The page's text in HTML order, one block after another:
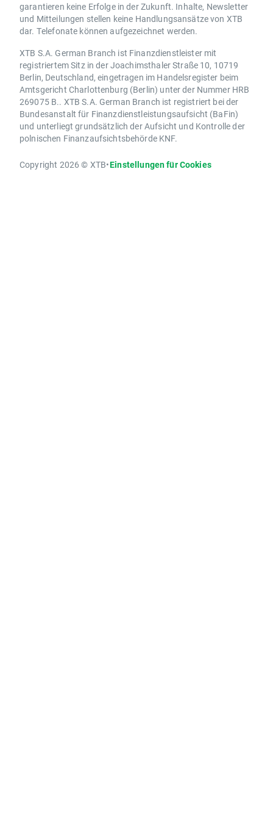
garantieren keine Erfolge in der Zukunft. Inhalte, Newsletter
und Mitteilungen stellen keine Handlungsansätze von XTB
dar. Telefonate können aufgezeichnet werden.
XTB S.A. German Branch ist Finanzdienstleister mit
registriertem Sitz in der Joachimsthaler Straße 10, 10719
Berlin, Deutschland, eingetragen im Handelsregister beim
Amtsgericht Charlottenburg (Berlin) unter der Nummer HRB
269075 B.. XTB S.A. German Branch ist registriert bei der
Bundesanstalt für Finanzdienstleistungsaufsicht (BaFin)
und unterliegt grundsätzlich der Aufsicht und Kontrolle der
polnischen Finanzaufsichtsbehörde KNF.
Copyright 2026 © XTB•Einstellungen für Cookies